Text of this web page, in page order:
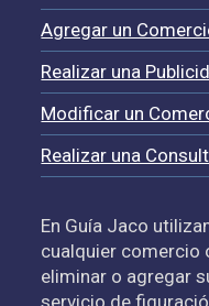
Agregar un
Realizar una
Modificar un
Realizar una
En Guía Jaco
cualquier comercio
eliminar o agregar
servicio de